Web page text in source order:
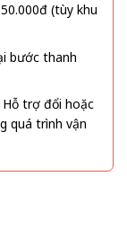
(tùy khu
bước thanh
Hỗ trợ đổi hoặc
quá trình vận